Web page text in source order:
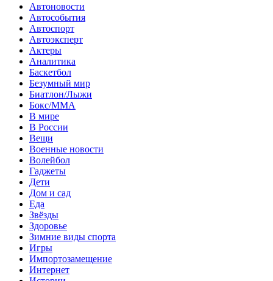
Автоновости
Автособытия
Автоспорт
Автоэксперт
Актеры
Аналитика
Баскетбол
Безумный мир
Биатлон/Лыжи
Бокс/MMA
В мире
В России
Вещи
Военные новости
Волейбол
Гаджеты
Дети
Дом и сад
Еда
Звёзды
Здоровье
Зимние виды спорта
Игры
Импортозамещение
Интернет